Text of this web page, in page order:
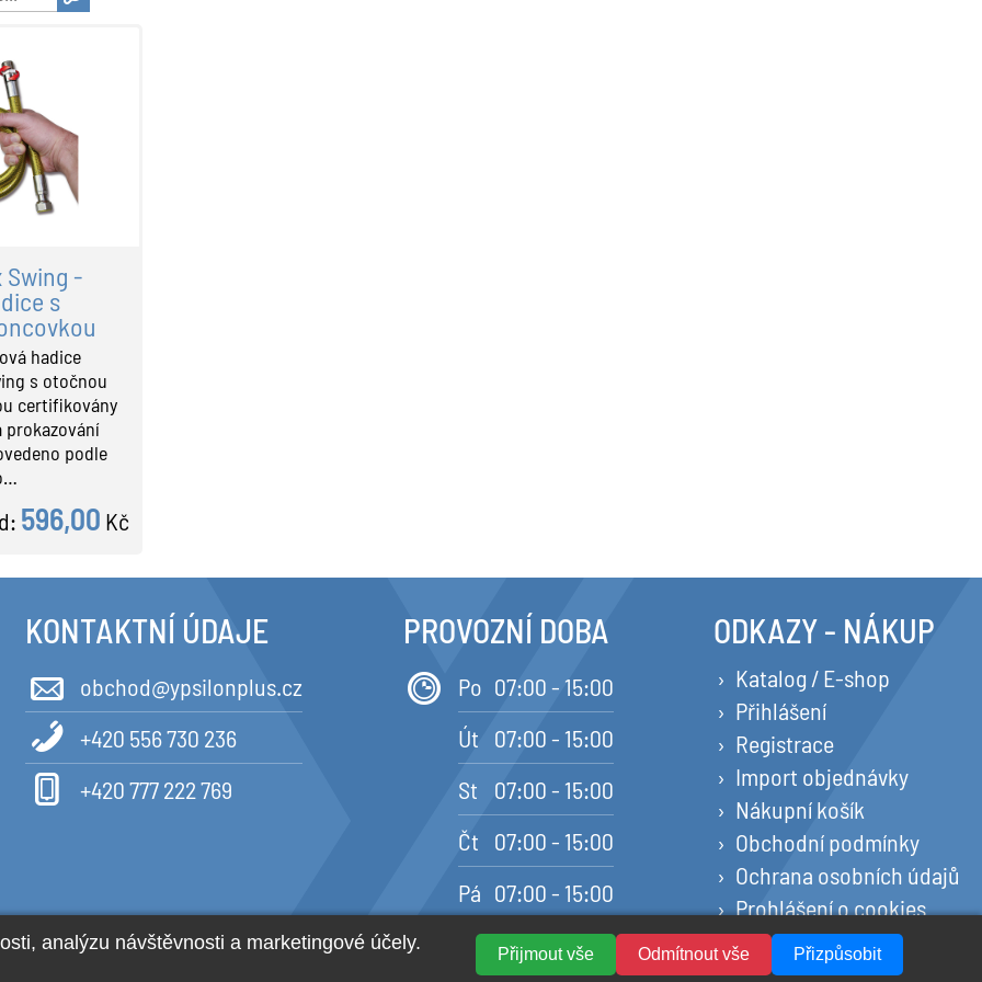
-
s
hadice
s otočnou
certifikovány
prokazování
podle
596,00 Kč
KONTAKTNÍ ÚDAJE
obchod@ypsilonplus.cz
+420 556 730 236
+420 777 222 769
PROVOZNÍ DOBA
Po 07:00 - 15:00
Út
07:00 - 15:00
St
07:00 - 15:00
Čt
07:00 - 15:00
Pá 07:00 - 15:00
ODKAZY - NÁKUP
Katalog / E-shop
Přihlášení
Registrace
Import objednávky
Nákupní košík
Obchodní podmínky
Ochrana osobních údajů
Prohlášení o cookies